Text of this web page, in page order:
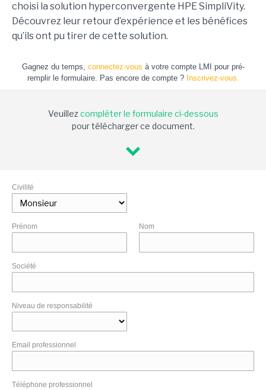
choisi la solution hyperconvergente HPE SimpliVity.
Découvrez leur retour d’expérience et les bénéfices
qu’ils ont pu tirer de cette solution.
Gagnez du temps, connectez-vous à votre compte LMI pour pré-
remplir le formulaire. Pas encore de compte ? Inscrivez-vous.
Veuillezcompléter le formulaire ci-dessous
pour télécharger ce document.
Civilité
Prénom Nom
Société
Niveau de responsabilité
Email professionnel
Téléphone professionnel